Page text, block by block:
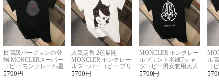
最高級バージョンの登
場 MONCLERスーパー
コピー モンクレール星
座半袖Tシャツ
5700 円
人気定番 2色展開
MONCLER モンクレー
ルスーパーコピー プリ
ント半袖Tシャツ
5700 円
MONCLER モンクレー
ルプリント半袖Tシャ
ツコピー男女兼用大人
可愛い春夏コーデ
5700 円
ル
コ
ィ